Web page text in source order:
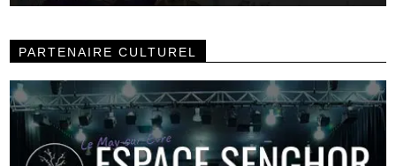
PARTENAIRE CULTUREL